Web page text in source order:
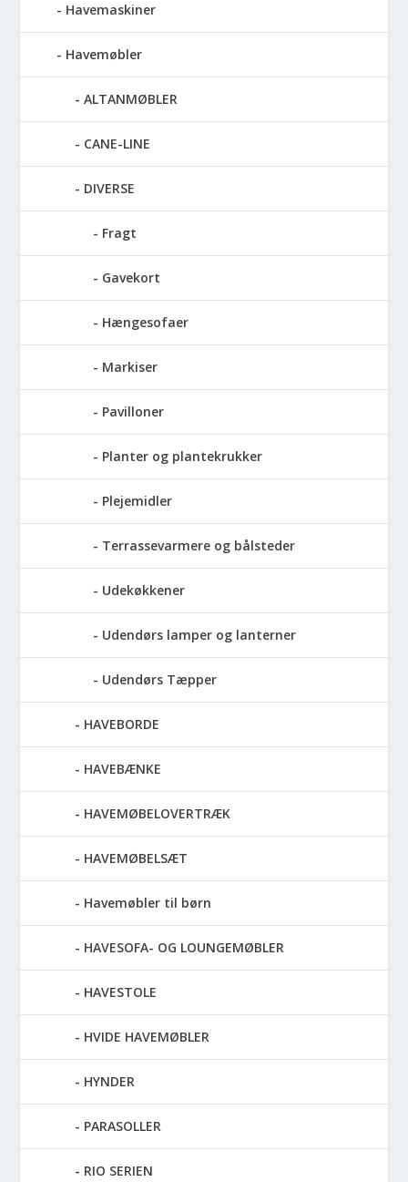
Havemaskiner
Havemøbler
ALTANMØBLER
CANE-LINE
DIVERSE
Fragt
Gavekort
Hængesofaer
Markiser
Pavilloner
Planter og plantekrukker
Plejemidler
Terrassevarmere og bålsteder
Udekøkkener
Udendørs lamper og lanterner
Udendørs Tæpper
HAVEBORDE
HAVEBÆNKE
HAVEMØBELOVERTRÆK
HAVEMØBELSÆT
Havemøbler til børn
HAVESOFA- OG LOUNGEMØBLER
HAVESTOLE
HVIDE HAVEMØBLER
HYNDER
PARASOLLER
RIO SERIEN